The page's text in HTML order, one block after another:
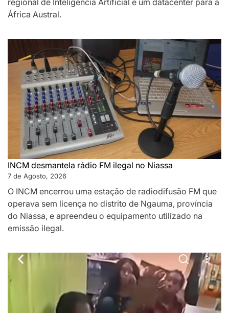
regional de Inteligência Artificial e um datacenter para a
África Austral.
INCM desmantela rádio FM ilegal no Niassa
7 de Agosto, 2026
O INCM encerrou uma estação de radiodifusão FM que
operava sem licença no distrito de Ngauma, província
do Niassa, e apreendeu o equipamento utilizado na
emissão ilegal.